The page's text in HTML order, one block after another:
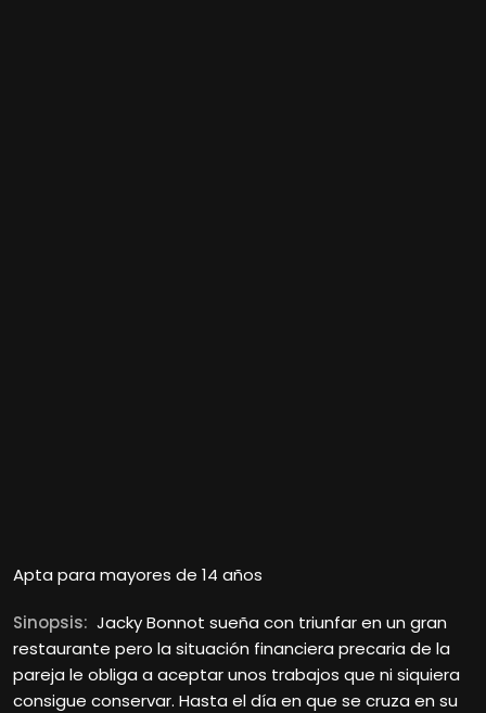
Apta para mayores de 14 años
Sinopsis: Jacky Bonnot sueña con triunfar en un gran
restaurante pero la situación financiera precaria de la
pareja le obliga a aceptar unos trabajos que ni siquiera
consigue conservar. Hasta el día en que se cruza en su